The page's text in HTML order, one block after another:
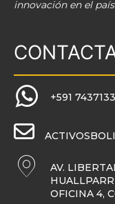
innovación en el país
+591
AV.
OFICINA 4,